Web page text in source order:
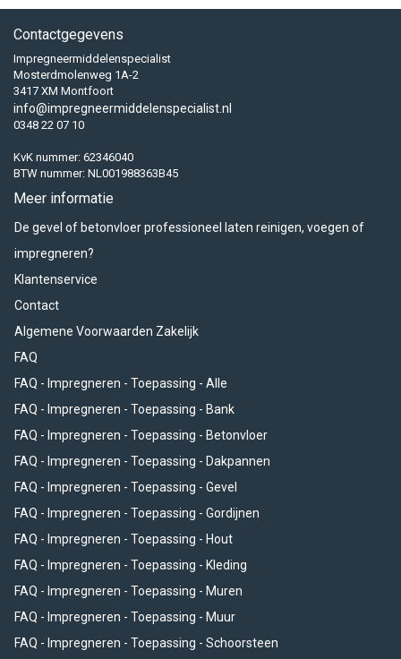
Contactgegevens
Impregneermiddelenspecialist
Mosterdmolenweg 1A-2
3417 XM Montfoort
info@impregneermiddelenspecialist.nl
0348 22 07 10
KvK nummer: 62346040
BTW nummer: NL001988363B45
Meer informatie
De gevel of betonvloer professioneel laten reinigen, voegen of
impregneren?
Klantenservice
Contact
Algemene Voorwaarden Zakelijk
FAQ
FAQ - Impregneren - Toepassing - Alle
FAQ - Impregneren - Toepassing - Bank
FAQ - Impregneren - Toepassing - Betonvloer
FAQ - Impregneren - Toepassing - Dakpannen
FAQ - Impregneren - Toepassing - Gevel
FAQ - Impregneren - Toepassing - Gordijnen
FAQ - Impregneren - Toepassing - Hout
FAQ - Impregneren - Toepassing - Kleding
FAQ - Impregneren - Toepassing - Muren
FAQ - Impregneren - Toepassing - Muur
FAQ - Impregneren - Toepassing - Schoorsteen